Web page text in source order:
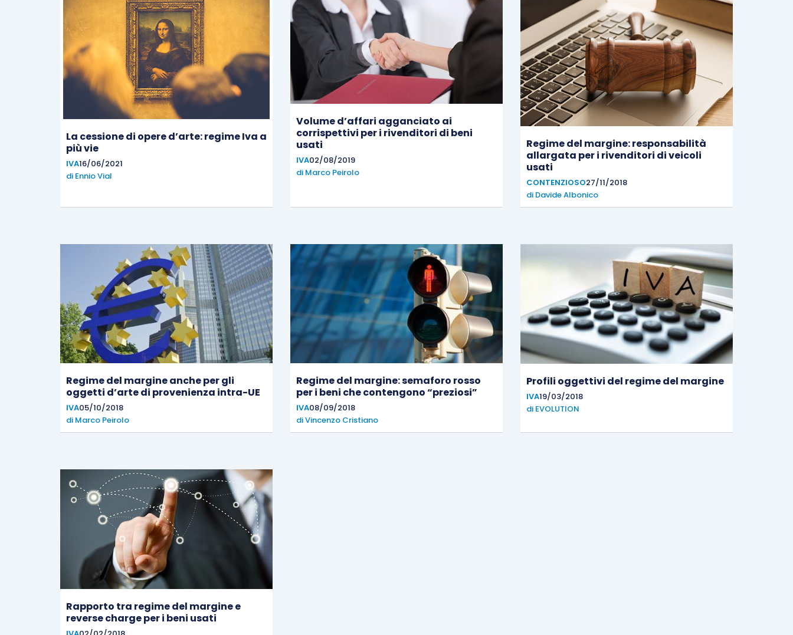
La cessione di opere d’arte: regime Iva a
più vie
IVA16/06/2021
di Ennio Vial
Volume d’affari agganciato ai
corrispettivi per i rivenditori di beni
usati
IVA02/08/2019
di Marco Peirolo
Regime del margine: responsabilità
allargata per i rivenditori di veicoli
usati
CONTENZIOSO27/11/2018
di Davide Albonico
Regime del margine anche per gli
oggetti d’arte di provenienza intra-UE
IVA05/10/2018
di Marco Peirolo
Regime del margine: semaforo rosso
per i beni che contengono “preziosi”
IVA08/09/2018
diVincenzo Cristiano
Profili oggettivi del regime del margine
IVA19/03/2018
di EVOLUTION
Rapporto tra regime del margine e
reverse charge per i beni usati